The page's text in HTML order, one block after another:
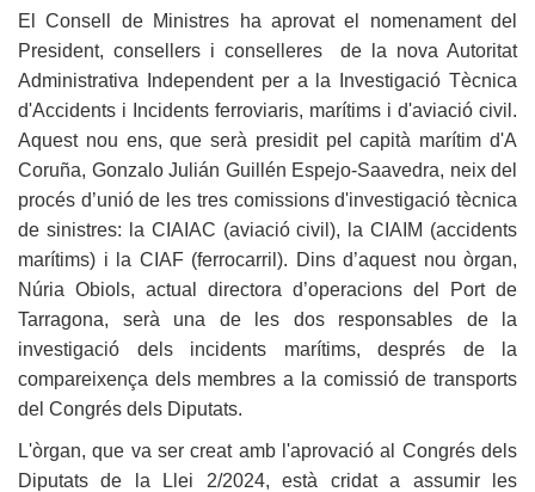
El Consell de Ministres ha aprovat el nomenament del
President, consellers i conselleres de la nova Autoritat
Administrativa Independent per a la Investigació Tècnica
d'Accidents i Incidents ferroviaris, marítims i d'aviació civil.
Aquest nou ens, que serà presidit pel capità marítim d'A
Coruña, Gonzalo Julián Guillén Espejo-Saavedra, neix del
procés d’unió de les tres comissions d'investigació tècnica
de sinistres: la CIAIAC (aviació civil), la CIAIM (accidents
marítims) i la CIAF (ferrocarril). Dins d’aquest nou òrgan,
Núria Obiols, actual directora d’operacions del Port de
Tarragona, serà una de les dos responsables de la
investigació dels incidents marítims, després de la
compareixença dels membres a la comissió de transports
del Congrés dels Diputats.
L'òrgan, que va ser creat amb l'aprovació al Congrés dels
Diputats de la Llei 2/2024, està cridat a assumir les